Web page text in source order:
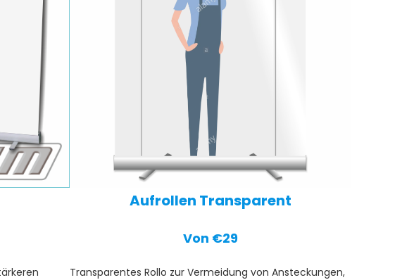
Aufrollen Transparent
Von €29
Transparentes Rollo zur Vermeidung von Ansteckungen,